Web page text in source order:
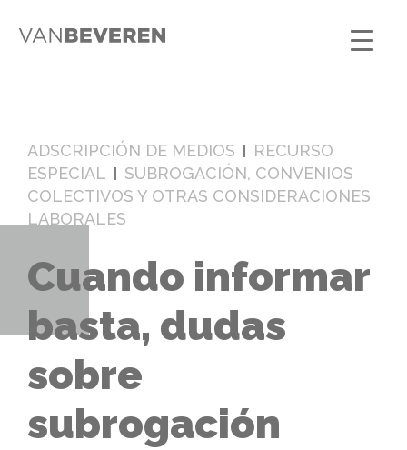
ADSCRIPCIÓN DE MEDIOS
RECURSO
ESPECIAL
SUBROGACIÓN, CONVENIOS
COLECTIVOS Y OTRAS CONSIDERACIONES
LABORALES
Cuando informar
basta, dudas
sobre
subrogación